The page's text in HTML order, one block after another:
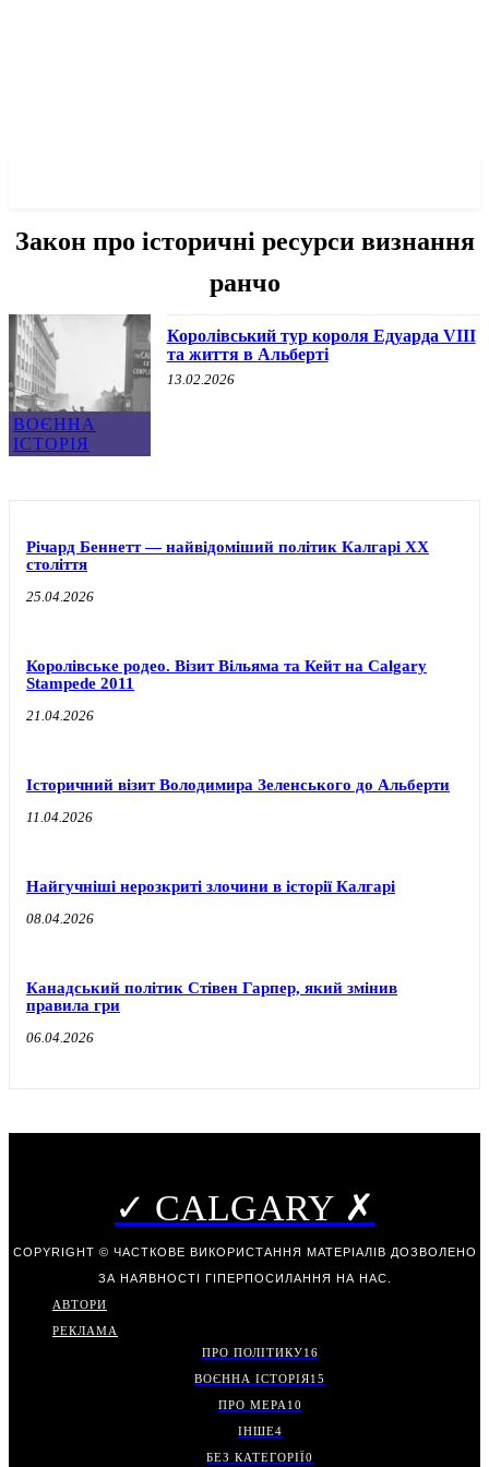
Закон про історичні ресурси визнання
ранчо
ВОЄННА
ІСТОРІЯ
Королівський тур короля Едуарда VIII
та життя в Альберті
13.02.2026
Річард Беннетт — найвідоміший політик Калгарі XX
століття
25.04.2026
Королівське родео. Візит Вільяма та Кейт на Calgary
Stampede 2011
21.04.2026
Історичний візит Володимира Зеленського до Альберти
11.04.2026
Найгучніші нерозкриті злочини в історії Калгарі
08.04.2026
Канадський політик Стівен Гарпер, який змінив
правила гри
06.04.2026
✓ CALGARY ✗
COPYRIGHT © ЧАСТКОВЕ ВИКОРИСТАННЯ МАТЕРІАЛІВ ДОЗВОЛЕНО
ЗА НАЯВНОСТІ ГІПЕРПОСИЛАННЯ НА НАС.
АВТОРИ
РЕКЛАМА
ПРО ПОЛІТИКУ16
ВОЄННА ІСТОРІЯ15
ПРО МЕРА 10
ІНШЕ4
БЕЗ КАТЕГОРІЇ0